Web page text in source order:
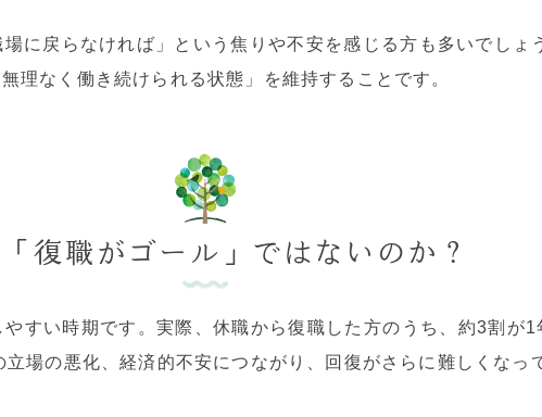
に戻らなければ」という焦りや不安を感じる方も多いでしょ
理なく働き続けられる状態」を維持することです。
復職がゴール」ではないのか？
すい時期です。実際、休職から復職した方のうち、約3割が
場の悪化、経済的不安につながり、回復がさらに難しくなっ